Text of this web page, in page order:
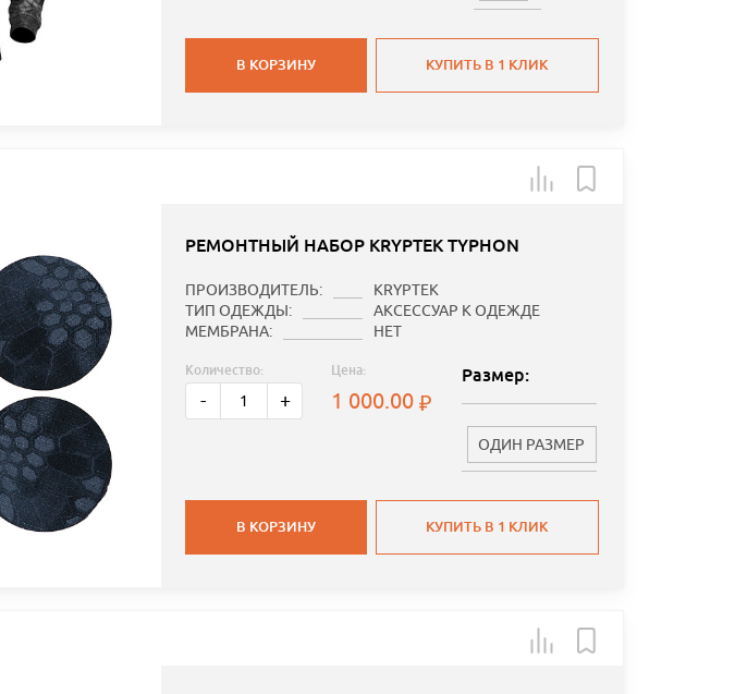
В КОРЗИНУ КУПИТЬ В 1 КЛИК
РЕМОНТНЫЙ НАБОР KRYPTEK TYPHON
ПРОИЗВОДИТЕЛЬ:
KRYPTEK
ТИП ОДЕЖДЫ:
АКСЕССУАР К ОДЕЖДЕ
МЕМБРАНА:
НЕТ
Количество:
- +
Цена:
1 000.00
Размер:
ОДИН РАЗМЕР
В КОРЗИНУ КУПИТЬ В 1 КЛИК